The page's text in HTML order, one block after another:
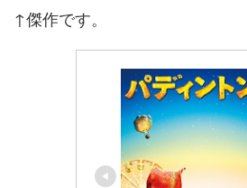
↑傑作です。